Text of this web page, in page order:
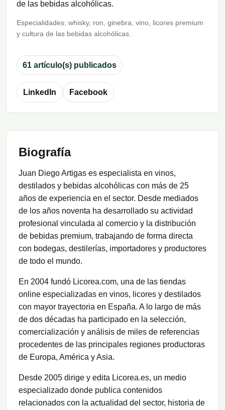
de las bebidas alcohólicas.
Especialidades: whisky, ron, ginebra, vino, licores premium
y cultura de las bebidas alcohólicas.
61 artículo(s) publicados
LinkedIn Facebook
Biografía
Juan Diego Artigas es especialista en vinos,
destilados y bebidas alcohólicas con más de 25
años de experiencia en el sector. Desde mediados
de los años noventa ha desarrollado su actividad
profesional vinculada al comercio y la distribución
de bebidas premium, trabajando de forma directa
con bodegas, destilerías, importadores y productores
de todo el mundo.
En 2004 fundó Licorea.com, una de las tiendas
online especializadas en vinos, licores y destilados
con mayor trayectoria en España. A lo largo de más
de dos décadas ha participado en la selección,
comercialización y análisis de miles de referencias
procedentes de las principales regiones productoras
de Europa, América y Asia.
Desde 2005 dirige y edita Licorea.es, un medio
especializado donde publica contenidos
relacionados con la actualidad del sector, historia de